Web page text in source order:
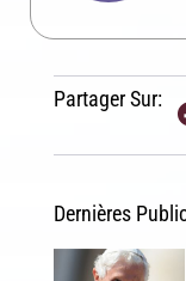
Partager Sur:
Dernières